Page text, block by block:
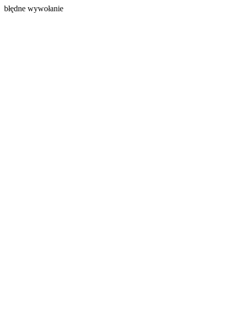
błędne wywołanie